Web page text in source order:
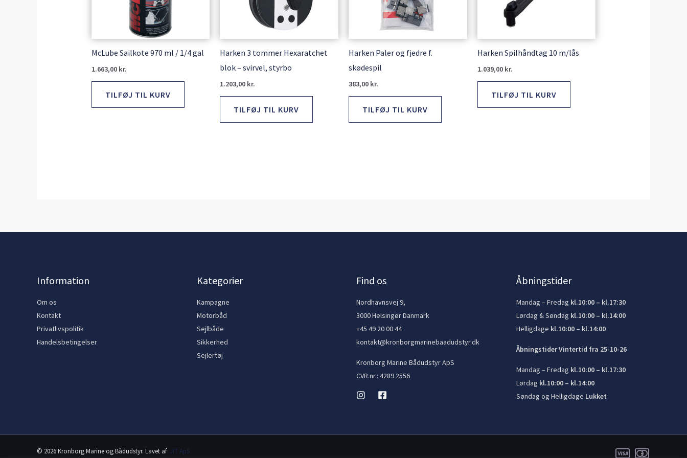
McLube Sailkote 970 ml / 1/4 gal
1.663,00 kr.
TILFØJ TIL KURV
Harken 3 tommer Hexaratchet
blok – svirvel, styrbo
1.203,00 kr.
TILFØJ TIL KURV
Harken Paler og fjedre f.
skødespil
383,00 kr.
TILFØJ TIL KURV
Harken Spilhåndtag 10 m/lås
1.039,00 kr.
TILFØJ TIL KURV
Information
Om os
Kontakt
Privatlivspolitik
Handelsbetingelser
Kategorier
Kampagne
Motorbåd
Sejlbåde
Sikkerhed
Sejlertøj
Find os
Nordhavnsvej 9,
3000 Helsingør Danmark
+45 49 20 00 44
kontakt@kronborgmarinebaadudstyr.dk
Kronborg Marine Bådudstyr ApS
CVR.nr.: 4289 2556
Åbningstider
Mandag – Fredag kl.10:00 – kl.17:30
Lørdag & Søndag kl.10:00 – kl.14:00
Helligdage kl.10:00 – kl.14:00
Åbningstider Vintertid fra 25-10-26
Mandag – Fredag kl.10:00 – kl.17:30
Lørdag kl.10:00 – kl.14:00
Søndag og Helligdage Lukket
© 2026 Kronborg Marine og Bådudstyr. Lavet af JIT ApS